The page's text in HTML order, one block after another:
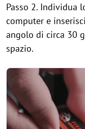
Passo 2. Individua
computer e
angolo di circa 30
spazio.